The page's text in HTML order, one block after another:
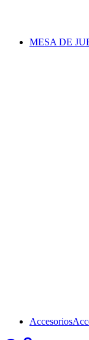
MESA DE
Accesorios